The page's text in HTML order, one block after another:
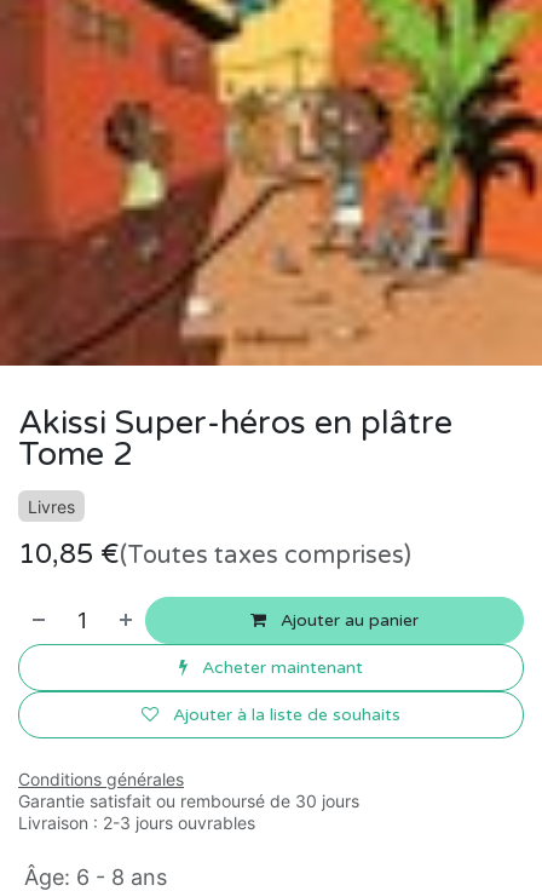
Akissi Super-héros en plâtre
Tome 2
Livres
10,85 €(Toutes taxes comprises)
Ajouter au panier
Acheter maintenant
Ajouter à la liste de souhaits
Conditions générales
Garantie satisfait ou remboursé de 30 jours
Livraison : 2-3 jours ouvrables
Âge: 6 - 8 ans